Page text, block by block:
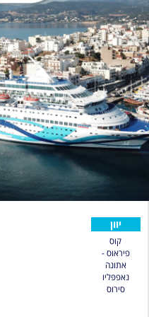
יוון
קוס
פיראוס -
אתונה
נאפפּליו
סירוס